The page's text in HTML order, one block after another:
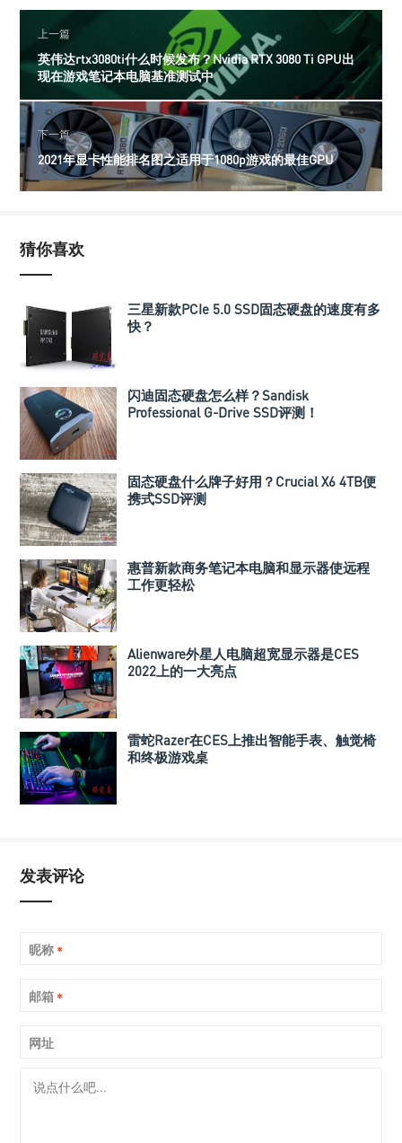
上一篇
英伟达rtx3080ti什么时候发布？Nvidia RTX 3080 Ti GPU出
现在游戏笔记本电脑基准测试中
下一篇
2021年显卡性能排名图之适用于1080p游戏的最佳GPU
猜你喜欢
三星新款PCIe 5.0 SSD固态硬盘的速度有多
快？
闪迪固态硬盘怎么样？Sandisk
Professional G-Drive SSD评测！
固态硬盘什么牌子好用？Crucial X6 4TB便
携式SSD评测
惠普新款商务笔记本电脑和显示器使远程
工作更轻松
Alienware外星人电脑超宽显示器是CES
2022上的一大亮点
雷蛇Razer在CES上推出智能手表、触觉椅
和终极游戏桌
发表评论
昵称 *
邮箱 *
网址